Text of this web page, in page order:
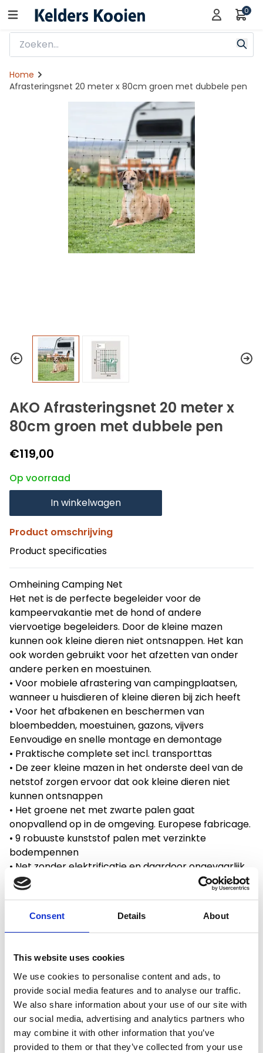
Consent Details About
This website uses cookies
We use cookies to personalise content and ads, to
provide social media features and to analyse our traffic.
We also share information about your use of our site with
our social media, advertising and analytics partners who
may combine it with other information that you’ve
provided to them or that they’ve collected from your use
0
Home
Afrasteringsnet 20 meter x 80cm groen met dubbele pen
AKO Afrasteringsnet 20 meter x
80cm groen met dubbele pen
€119,00
Op voorraad
In winkelwagen
Product omschrijving
Product specificaties
Omheining Camping Net
Het net is de perfecte begeleider voor de
kampeervakantie met de hond of andere
viervoetige begeleiders. Door de kleine mazen
kunnen ook kleine dieren niet ontsnappen. Het kan
ook worden gebruikt voor het afzetten van onder
andere perken en moestuinen.
• Voor mobiele afrastering van campingplaatsen,
wanneer u huisdieren of kleine dieren bij zich heeft
• Voor het afbakenen en beschermen van
bloembedden, moestuinen, gazons, vijvers
Eenvoudige en snelle montage en demontage
• Praktische complete set incl. transporttas
• De zeer kleine mazen in het onderste deel van de
netstof zorgen ervoor dat ook kleine dieren niet
kunnen ontsnappen
• Het groene net met zwarte palen gaat
onopvallend op in de omgeving. Europese fabricage.
• 9 robuuste kunststof palen met verzinkte
bodempennen
• Net zonder elektrificatie en daardoor ongevaarlijk
voor spelende kinderen, dieren, enz.
Gewicht
5 kg
Voorraad
6
Artikelcode
801500